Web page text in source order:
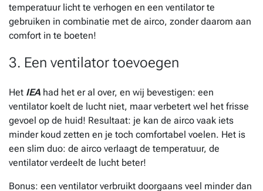
temperatuur licht te verhogen en een ventilator te
gebruiken in combinatie met de airco, zonder daarom aan
comfort in te boeten!
3. Een ventilator toevoegen
Het IEA had het er al over, en wij bevestigen: een
ventilator koelt de lucht niet, maar verbetert wel het frisse
gevoel op de huid! Resultaat: je kan de airco vaak iets
minder koud zetten en je toch comfortabel voelen. Het is
een slim duo: de airco verlaagt de temperatuur, de
ventilator verdeelt de lucht beter!
Bonus: een ventilator verbruikt doorgaans veel minder dan